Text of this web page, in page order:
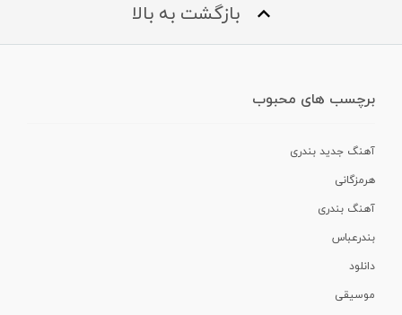
بازگشت به بالا
برچسب های محبوب
آهنگ جدید بندری
هرمزگانی
آهنگ بندری
بندرعباس
دانلود
موسیقی